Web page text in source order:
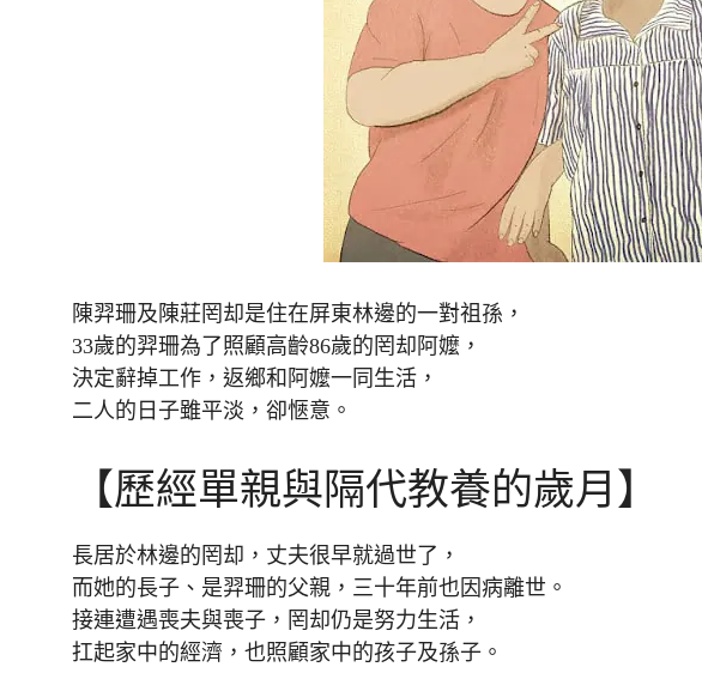
陳羿珊及陳莊罔却是住在屏東林邊的一對祖孫，
33歲的羿珊為了照顧高齡86歲的罔却阿嬤，
決定辭掉工作，返鄉和阿嬤一同生活，
二人的日子雖平淡，卻愜意。
【歷經單親與隔代教養的歲月】
長居於林邊的罔却，丈夫很早就過世了，
而她的長子、是羿珊的父親，三十年前也因病離世。
接連遭遇喪夫與喪子，罔却仍是努力生活，
扛起家中的經濟，也照顧家中的孩子及孫子。